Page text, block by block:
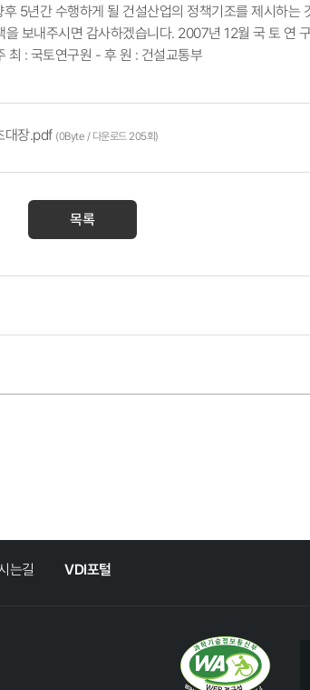
5년간 수행하게 될 건설산업의 정책기조를 제시하는
보내주시면 감사하겠습니다. 2007년 12월 국 토 연
: 국토연구원 - 후 원 : 건설교통부
대장.pdf (0Byte / 다운로드 205회)
목록
는길 VDI포털